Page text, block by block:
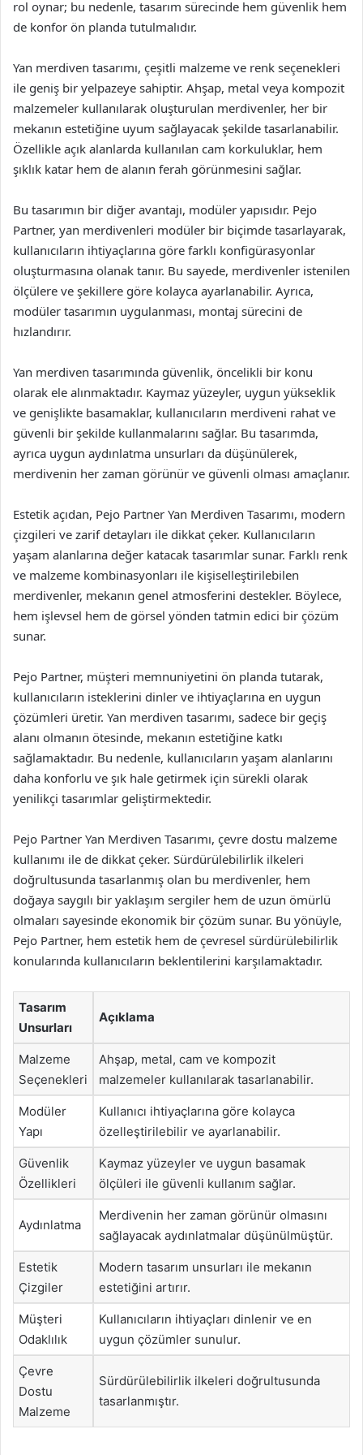
rol oynar; bu nedenle, tasarım sürecinde hem güvenlik hem
de konfor ön planda tutulmalıdır.
Yan merdiven tasarımı, çeşitli malzeme ve renk seçenekleri
ile geniş bir yelpazeye sahiptir. Ahşap, metal veya kompozit
malzemeler kullanılarak oluşturulan merdivenler, her bir
mekanın estetiğine uyum sağlayacak şekilde tasarlanabilir.
Özellikle açık alanlarda kullanılan cam korkuluklar, hem
şıklık katar hem de alanın ferah görünmesini sağlar.
Bu tasarımın bir diğer avantajı, modüler yapısıdır. Pejo
Partner, yan merdivenleri modüler bir biçimde tasarlayarak,
kullanıcıların ihtiyaçlarına göre farklı konfigürasyonlar
oluşturmasına olanak tanır. Bu sayede, merdivenler istenilen
ölçülere ve şekillere göre kolayca ayarlanabilir. Ayrıca,
modüler tasarımın uygulanması, montaj sürecini de
hızlandırır.
Yan merdiven tasarımında güvenlik, öncelikli bir konu
olarak ele alınmaktadır. Kaymaz yüzeyler, uygun yükseklik
ve genişlikte basamaklar, kullanıcıların merdiveni rahat ve
güvenli bir şekilde kullanmalarını sağlar. Bu tasarımda,
ayrıca uygun aydınlatma unsurları da düşünülerek,
merdivenin her zaman görünür ve güvenli olması amaçlanır.
Estetik açıdan, Pejo Partner Yan Merdiven Tasarımı, modern
çizgileri ve zarif detayları ile dikkat çeker. Kullanıcıların
yaşam alanlarına değer katacak tasarımlar sunar. Farklı renk
ve malzeme kombinasyonları ile kişiselleştirilebilen
merdivenler, mekanın genel atmosferini destekler. Böylece,
hem işlevsel hem de görsel yönden tatmin edici bir çözüm
sunar.
Pejo Partner, müşteri memnuniyetini ön planda tutarak,
kullanıcıların isteklerini dinler ve ihtiyaçlarına en uygun
çözümleri üretir. Yan merdiven tasarımı, sadece bir geçiş
alanı olmanın ötesinde, mekanın estetiğine katkı
sağlamaktadır. Bu nedenle, kullanıcıların yaşam alanlarını
daha konforlu ve şık hale getirmek için sürekli olarak
yenilikçi tasarımlar geliştirmektedir.
Pejo Partner Yan Merdiven Tasarımı, çevre dostu malzeme
kullanımı ile de dikkat çeker. Sürdürülebilirlik ilkeleri
doğrultusunda tasarlanmış olan bu merdivenler, hem
doğaya saygılı bir yaklaşım sergiler hem de uzun ömürlü
olmaları sayesinde ekonomik bir çözüm sunar. Bu yönüyle,
Pejo Partner, hem estetik hem de çevresel sürdürülebilirlik
konularında kullanıcıların beklentilerini karşılamaktadır.
Tasarım
Unsurları
Açıklama
Malzeme
Seçenekleri
Ahşap, metal, cam ve kompozit
malzemeler kullanılarak tasarlanabilir.
Modüler
Yapı
Kullanıcı ihtiyaçlarına göre kolayca
özelleştirilebilir ve ayarlanabilir.
Güvenlik
Özellikleri
Kaymaz yüzeyler ve uygun basamak
ölçüleri ile güvenli kullanım sağlar.
Aydınlatma
Merdivenin her zaman görünür olmasını
sağlayacak aydınlatmalar düşünülmüştür.
Estetik
Çizgiler
Modern tasarım unsurları ile mekanın
estetiğini artırır.
Müşteri
Odaklılık
Kullanıcıların ihtiyaçları dinlenir ve en
uygun çözümler sunulur.
Çevre
Dostu
Malzeme
Sürdürülebilirlik ilkeleri doğrultusunda
tasarlanmıştır.